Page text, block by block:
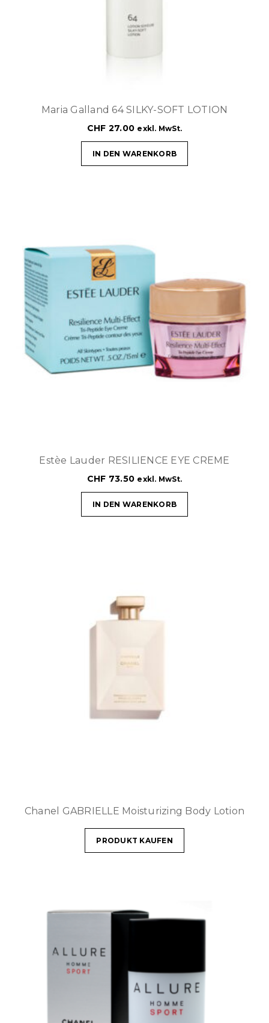
Maria Galland 64 SILKY-SOFT LOTION
CHF 27.00 exkl. MwSt.
IN DEN WARENKORB
Estèe Lauder RESILIENCE EYE CREME
CHF 73.50 exkl. MwSt.
IN DEN WARENKORB
Chanel GABRIELLE Moisturizing Body Lotion
PRODUKT KAUFEN